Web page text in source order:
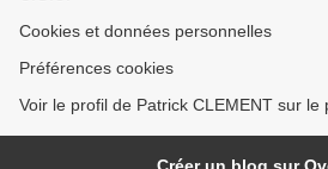
Cookies et données personnelles
Préférences cookies
Voir le profil de Patrick CLEMENT sur le